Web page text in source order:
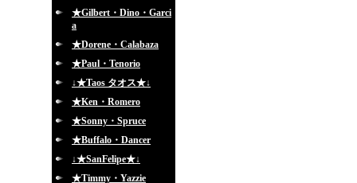
★Gilbert・Dino・Garci
a
★Dorene・Calabaza
★Paul・Tenorio
↓★Taos タオス★↓
★Ken・Romero
★Sonny・Spruce
★Buffalo・Dancer
↓★SanFelipe★↓
★Timmy・Yazzie